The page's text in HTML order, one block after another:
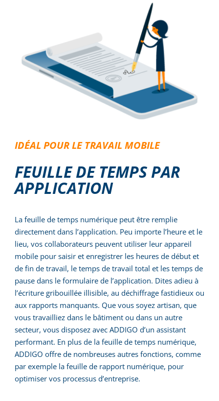
IDÉAL POUR LE TRAVAIL MOBILE
FEUILLE DE TEMPS PAR
APPLICATION
La feuille de temps numérique peut être remplie
directement dans l’application. Peu importe l’heure et le
lieu, vos collaborateurs peuvent utiliser leur appareil
mobile pour saisir et enregistrer les heures de début et
de fin de travail, le temps de travail total et les temps de
pause dans le formulaire de l’application. Dites adieu à
l’écriture gribouillée illisible, au déchiffrage fastidieux ou
aux rapports manquants. Que vous soyez artisan, que
vous travailliez dans le bâtiment ou dans un autre
secteur, vous disposez avec ADDIGO d’un assistant
performant. En plus de la feuille de temps numérique,
ADDIGO offre de nombreuses autres fonctions, comme
par exemple la feuille de rapport numérique, pour
optimiser vos processus d’entreprise.